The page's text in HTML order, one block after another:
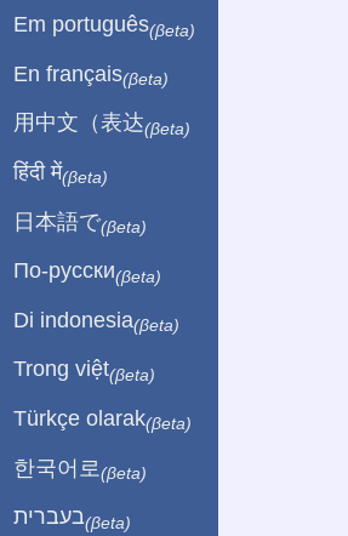
Em português(βeta)
En français(βeta)
用中文（表达(βeta)
हिंदी में(βeta)
日本語で(βeta)
По-русски(βeta)
Di indonesia(βeta)
Trong việt(βeta)
Türkçe olarak(βeta)
한국어로 (βeta)
בעברית(βeta)